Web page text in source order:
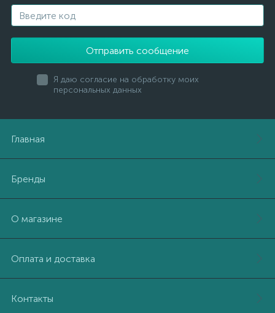
Отправить сообщение
Я даю согласие на обработку моих
персональных данных
Главная
Бренды
О магазине
Оплата и доставка
Контакты